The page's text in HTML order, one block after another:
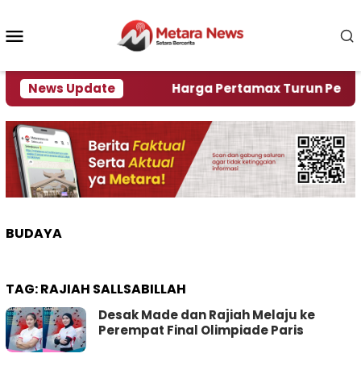
konten
News Update
Krisi Air Harga Pertamax Turun Per Hari
BUDAYA
TAG:RAJIAH SALLSABILLAH
Desak Made dan Rajiah Melaju ke
Perempat Final Olimpiade Paris